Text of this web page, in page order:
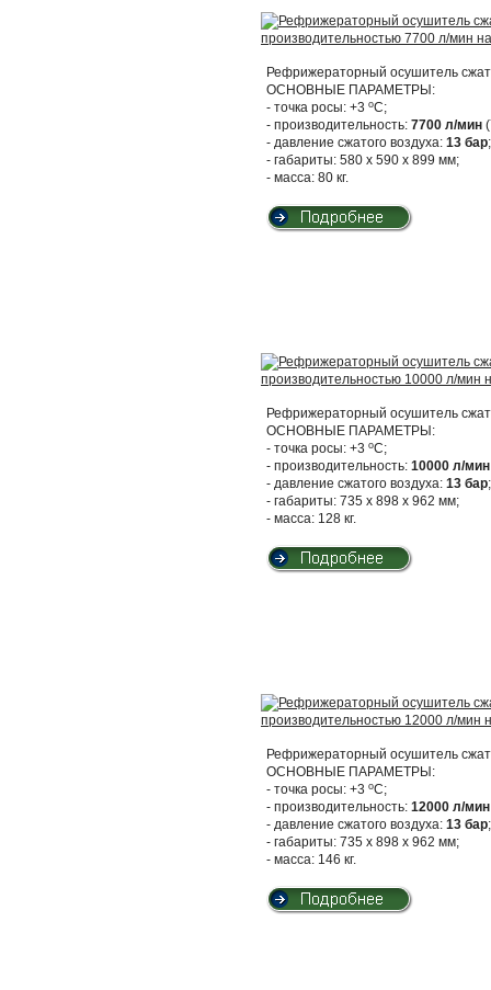
Рефрижераторный осушитель
ОСНОВНЫЕ ПАРАМЕТРЫ:
- точка росы: +3 оС;
- производительность: 7700 л/мин
- давление сжатого воздуха: 13 бар;
- габариты: 580 х 590 х 899 мм;
- масса: 80 кг.
Рефрижераторный осушитель
ОСНОВНЫЕ ПАРАМЕТРЫ:
- точка росы: +3 оС;
- производительность: 10000 л/мин
- давление сжатого воздуха: 13 бар;
- габариты: 735 х 898 х 962 мм;
- масса: 128 кг.
Рефрижераторный осушитель
ОСНОВНЫЕ ПАРАМЕТРЫ:
- точка росы: +3 оС;
- производительность: 12000 л/мин
- давление сжатого воздуха: 13 бар;
- габариты: 735 х 898 х 962 мм;
- масса: 146 кг.